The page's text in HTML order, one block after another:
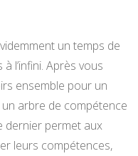
un temps de
l’infini. Après vous
ensemble pour un
arbre de compétence
dernier permet aux
leurs compétences,